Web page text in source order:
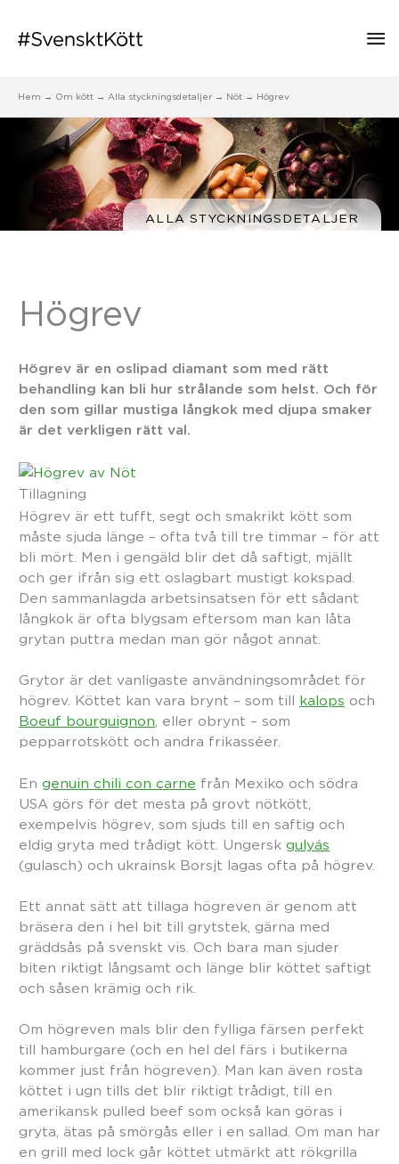
Hem Om kött Alla styckningsdetaljer Nöt Högrev
ALLA STYCKNINGSDETALJER
Högrev
Högrev är en oslipad diamant som med rätt
behandling kan bli hur strålande som helst. Och för
den som gillar mustiga långkok med djupa smaker
är det verkligen rätt val.
Tillagning
Högrev är ett tufft, segt och smakrikt kött som
måste sjuda länge – ofta två till tre timmar – för att
bli mört. Men i gengäld blir det då saftigt, mjällt
och ger ifrån sig ett oslagbart mustigt kokspad.
Den sammanlagda arbetsinsatsen för ett sådant
långkok är ofta blygsam eftersom man kan låta
grytan puttra medan man gör något annat.
Grytor är det vanligaste användningsområdet för
högrev. Köttet kan vara brynt – som till
kalops och
Boeuf bourguignon, eller obrynt – som
pepparrotskött och andra frikasséer.
En genuin chili con carne från Mexiko och södra
USA görs för det mesta på grovt nötkött,
exempelvis högrev‚ som sjuds till en saftig och
eldig gryta med trådigt kött. Ungersk gulyás
(gulasch) och ukrainsk Borsjt lagas ofta på högrev.
Ett annat sätt att tillaga högreven är genom att
bräsera den i hel bit till grytstek, gärna med
gräddsås på svenskt vis. Och bara man sjuder
biten riktigt långsamt och länge blir köttet saftigt
och såsen krämig och rik.
Om högreven mals blir den fylliga färsen perfekt
till hamburgare (och en hel del färs i butikerna
kommer just från högreven). Man kan även rosta
köttet i ugn tills det blir riktigt trådigt, till en
amerikansk pulled beef som också kan göras i
gryta, ätas på smörgås eller i en sallad. Om man har
en grill med lock går köttet utmärkt att rökgrilla